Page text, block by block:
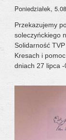
Poniedziałek,
Przekazujemy
soleczyńckiego
Solidarność
Kresach i
dniach 27 lipca -